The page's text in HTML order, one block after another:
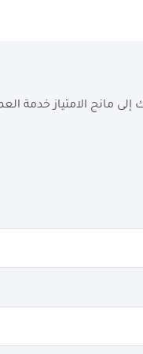
مانح الامتياز خدمة